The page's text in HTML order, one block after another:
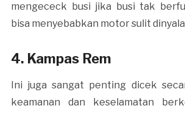
mengececk busi jika busi tak
bisa menyebabkan motor sulit
4. Kampas Rem
Ini juga sangat penting dicek
keamanan dan keselamatan